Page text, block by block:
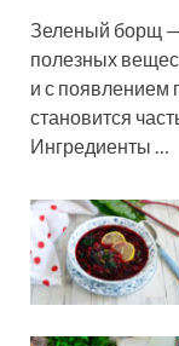
Зеленый борщ —
полезных
и с появлением
становится
Ингредиенты …